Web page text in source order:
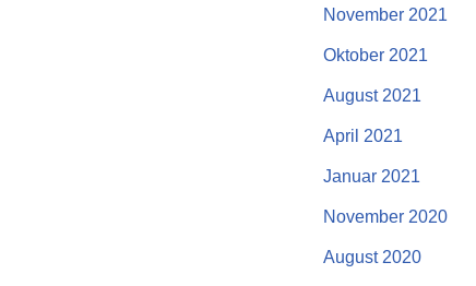
November 2021
Oktober 2021
August 2021
April 2021
Januar 2021
November 2020
August 2020